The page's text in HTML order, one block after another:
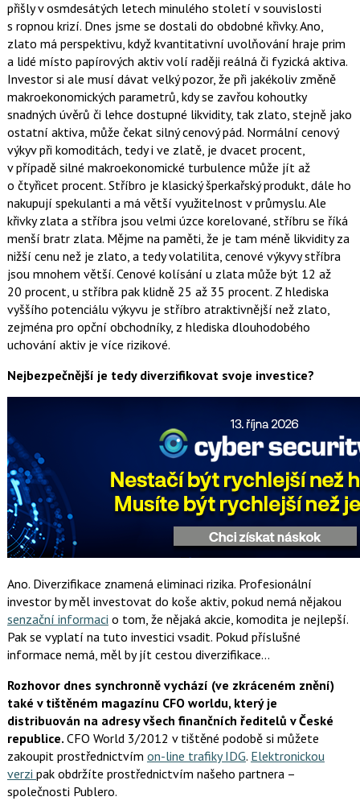
přišly v osmdesátých letech minulého století v souvislosti
s ropnou krizí. Dnes jsme se dostali do obdobné křivky. Ano,
zlato má perspektivu, když kvantitativní uvolňování hraje prim
a lidé místo papírových aktiv volí raději reálná či fyzická aktiva.
Investor si ale musí dávat velký pozor, že při jakékoliv změně
makroekonomických parametrů, kdy se zavřou kohoutky
snadných úvěrů či lehce dostupné likvidity, tak zlato, stejně jako
ostatní aktiva, může čekat silný cenový pád. Normální cenový
výkyv při komoditách, tedy i ve zlatě, je dvacet procent,
v případě silné makroekonomické turbulence může jít až
o čtyřicet procent. Stříbro je klasický šperkařský produkt, dále ho
nakupují spekulanti a má větší využitelnost v průmyslu. Ale
křivky zlata a stříbra jsou velmi úzce korelované, stříbru se říká
menší bratr zlata. Mějme na paměti, že je tam méně likvidity za
nižší cenu než je zlato, a tedy volatilita, cenové výkyvy stříbra
jsou mnohem větší. Cenové kolísání u zlata může být 12 až
20 procent, u stříbra pak klidně 25 až 35 procent. Z hlediska
vyššího potenciálu výkyvu je stříbro atraktivnější než zlato,
zejména pro opční obchodníky, z hlediska dlouhodobého
uchování aktiv je více rizikové.
Nejbezpečnější je tedy diverzifikovat svoje investice?
Ano. Diverzifikace znamená eliminaci rizika. Profesionální
investor by měl investovat do koše aktiv, pokud nemá nějakou
senzační informaci o tom, že nějaká akcie, komodita je nejlepší.
Pak se vyplatí na tuto investici vsadit. Pokud příslušné
informace nemá, měl by jít cestou diverzifikace…
Rozhovor dnes synchronně vychází (ve zkráceném znění)
také v tištěném magazínu CFO worldu, který je
distribuován na adresy všech finančních ředitelů v České
republice. CFO World 3/2012 v tištěné podobě si můžete
zakoupit prostřednictvím on-line trafiky IDG. Elektronickou
verzi pak obdržíte prostřednictvím našeho partnera –
společnosti Publero.